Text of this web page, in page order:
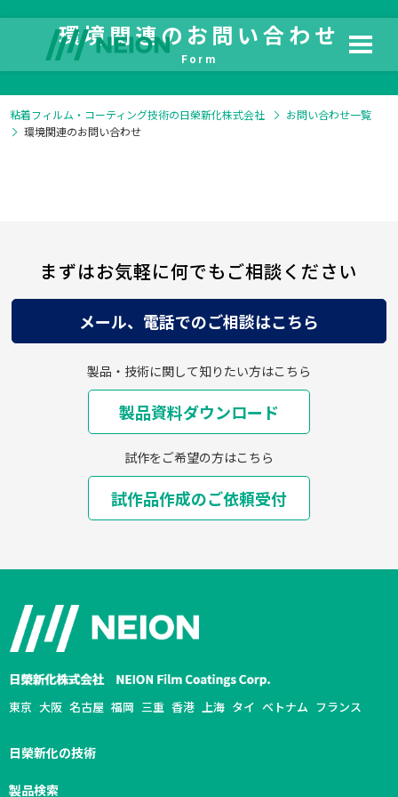
HOME
製品情報 よくある質問
ダウンロード 会社情報
NEION Blog
環境関連のお問い合わせ
Form
粘着フィルム・コーティング技術の日榮新化株式会社
お問い合わせ一覧
環境関連のお問い合わせ
まずはお気軽に何でもご相談ください
メール、電話でのご相談はこちら
製品資料ダウンロード
製品・技術に関して知りたい方はこちら
試作品作成のご依頼受付
試作をご希望の方はこちら
東京 大阪 名古屋 福岡 三重 香港 上海 タイ ベトナム フランス
日榮新化の技術
製品検索